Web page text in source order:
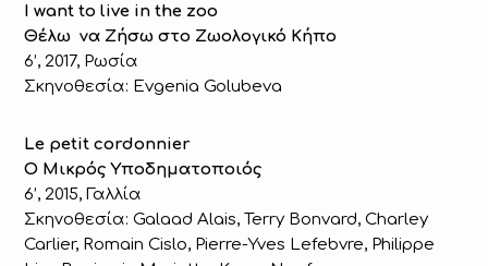
I want to live in the zoo
Θέλω να Ζήσω στο Ζωολογικό Κήπο
6’, 2017, Ρωσία
Σκηνοθεσία: Evgenia Golubeva
Le petit cordonnier
O Mικρός Yποδηματοποιός
6’, 2015, Γαλλία
Σκηνοθεσία: Galaad Alais, Terry Bonvard, Charley
Carlier, Romain Cislo, Pierre-Yves Lefebvre, Philippe